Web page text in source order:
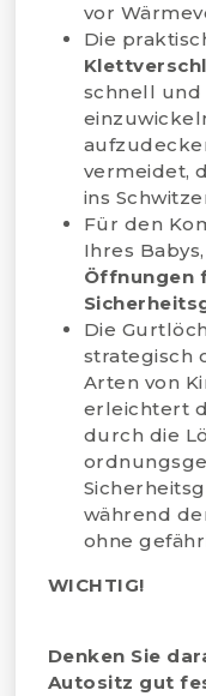
vor
Die
schnell und
vermeidet,
ins
Für den
Ihres
Öffnungen
Die
strategisch
Arten von
erleichtert
durch die
während
ohne
WICHTIG!
Denken Sie
Autositz gut